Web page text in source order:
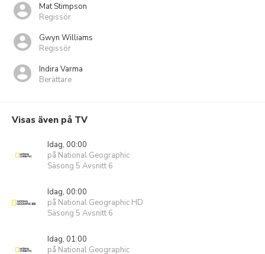
Mat Stimpson
Regissör
Gwyn Williams
Regissör
Indira Varma
Berättare
Visas även på TV
Idag, 00:00
på National Geographic
Säsong 5 Avsnitt 6
Idag, 00:00
på National Geographic HD
Säsong 5 Avsnitt 6
Idag, 01:00
på National Geographic